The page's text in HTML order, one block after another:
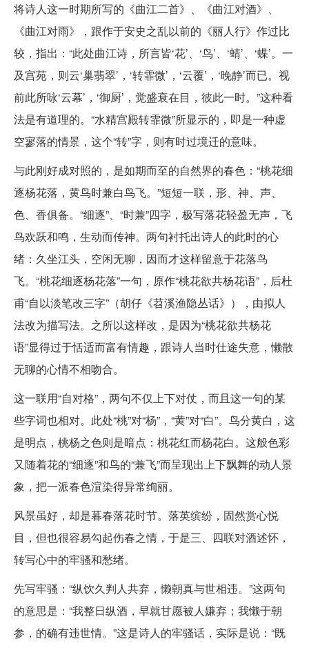
将诗人这一时期所写的《曲江二首》、《曲江对酒》、
《曲江对雨》，跟作于安史之乱以前的《丽人行》作过比
较，指出：“此处曲江诗，所言皆‘花’、‘鸟’、‘蜻’、‘蝶’。一
及宫苑，则云‘巢翡翠’，‘转霏微’，‘云覆’，‘晚静’而已。视
前此所咏‘云幕’，‘御厨’，觉盛衰在目，彼此一时。”这种看
法是有道理的。“水精宫殿转霏微”所显示的，即是一种虚
空寥落的情景，这个“转”字，则有时过境迁的意味。
与此刚好成对照的，是如期而至的自然界的春色：“桃花细
逐杨花落，黄鸟时兼白鸟飞。”短短一联，形、神、声、
色、香俱备。“细逐”、“时兼”四字，极写落花轻盈无声，飞
鸟欢跃和鸣，生动而传神。两句衬托出诗人的此时的心
绪：久坐江头，空闲无聊，因而才这样留意于花落鸟
飞。“桃花细逐杨花落”一句，原作“桃花欲共杨花语”，后杜
甫“自以淡笔改三字”（胡仔《苕溪渔隐丛话》），由拟人
法改为描写法。之所以这样改，是因为“桃花欲共杨花
语”显得过于恬适而富有情趣，跟诗人当时仕途失意，懒散
无聊的心情不相吻合。
这一联用“自对格”，两句不仅上下对仗，而且这一句的某
些字词也相对。此处“桃”对“杨”，“黄”对“白”。鸟分黄白，这
是明点，桃杨之色则是暗点：桃花红而杨花白。这般色彩
又随着花的“细逐”和鸟的“兼飞”而呈现出上下飘舞的动人景
象，把一派春色渲染得异常绚丽。
风景虽好，却是暮春落花时节。落英缤纷，固然赏心悦
目，但也很容易勾起伤春之情，于是三、四联对酒述怀，
转写心中的牢骚和愁绪。
先写牢骚：“纵饮久判人共弃，懒朝真与世相违。”这两句
的意思是：“我整日纵酒，早就甘愿被人嫌弃；我懒于朝
参，的确有违世情。”这是诗人的牢骚话，实际是说：“既